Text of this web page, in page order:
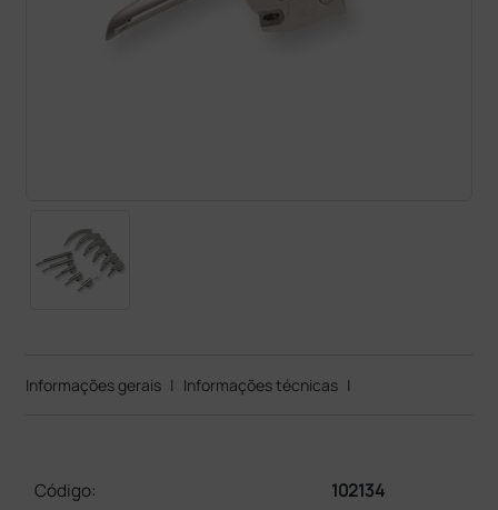
Informações gerais | Informações técnicas |
Código:
102134